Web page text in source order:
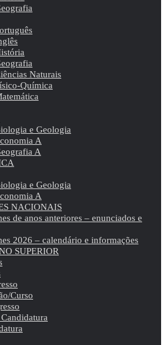
Naturais
Química
e Geologia
A
A
e Geologia
A
NACIONAIS
de anos anteriores – enunciados e
2026 – calendário e informações
SUPERIOR
Curso